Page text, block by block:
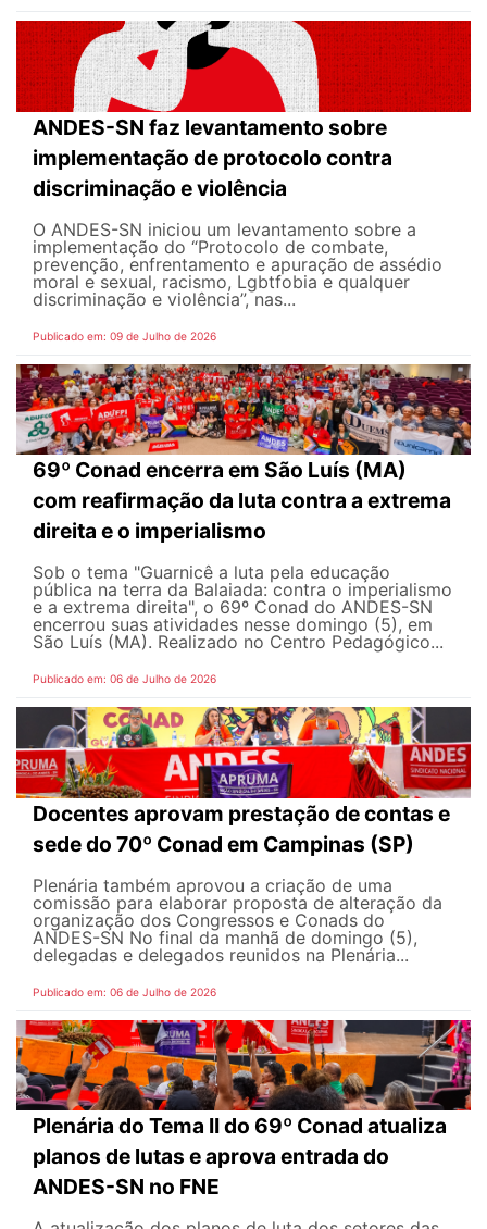
ANDES-SN faz levantamento sobre
implementação de protocolo contra
discriminação e violência
O ANDES-SN iniciou um levantamento sobre a
implementação do “Protocolo de combate,
prevenção, enfrentamento e apuração de assédio
moral e sexual, racismo, Lgbtfobia e qualquer
discriminação e violência”, nas...
Publicado em: 09 de Julho de 2026
69º Conad encerra em São Luís (MA)
com reafirmação da luta contra a extrema
direita e o imperialismo
Sob o tema "Guarnicê a luta pela educação
pública na terra da Balaiada: contra o imperialismo
e a extrema direita", o 69º Conad do ANDES-SN
encerrou suas atividades nesse domingo (5), em
São Luís (MA). Realizado no Centro Pedagógico...
Publicado em: 06 de Julho de 2026
Docentes aprovam prestação de contas e
sede do 70º Conad em Campinas (SP)
Plenária também aprovou a criação de uma
comissão para elaborar proposta de alteração da
organização dos Congressos e Conads do
ANDES-SN No final da manhã de domingo (5),
delegadas e delegados reunidos na Plenária...
Publicado em: 06 de Julho de 2026
Plenária do Tema II do 69º Conad atualiza
planos de lutas e aprova entrada do
ANDES-SN no FNE